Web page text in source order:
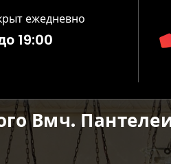
ежедневно
19:00
Вмч.